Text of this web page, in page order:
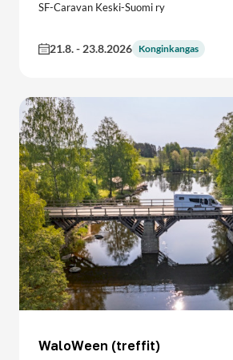
SF-Caravan Keski-Suomi ry
21.8.- 23.8.2026 Konginkangas
WaloWeen (treffit)